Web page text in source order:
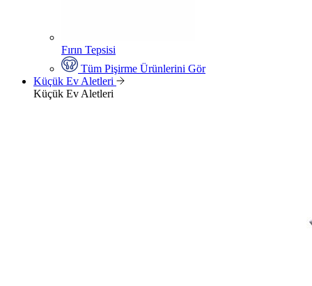
Fırın Tepsisi
Tüm Pişirme Ürünlerini Gör
Küçük Ev Aletleri
Küçük Ev Aletleri